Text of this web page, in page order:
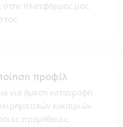
στην πλατφόρμας μας
προφίλ
για άμεση καταγραφή
ευκαιριών
προμήθειες.